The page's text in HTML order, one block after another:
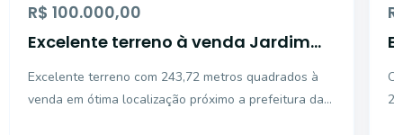
R$ 100.000,00
Excelente terreno à venda Jardim
Excelente terreno com 243,72 metros quadrados à
venda em ótima localização próximo a prefeitura da